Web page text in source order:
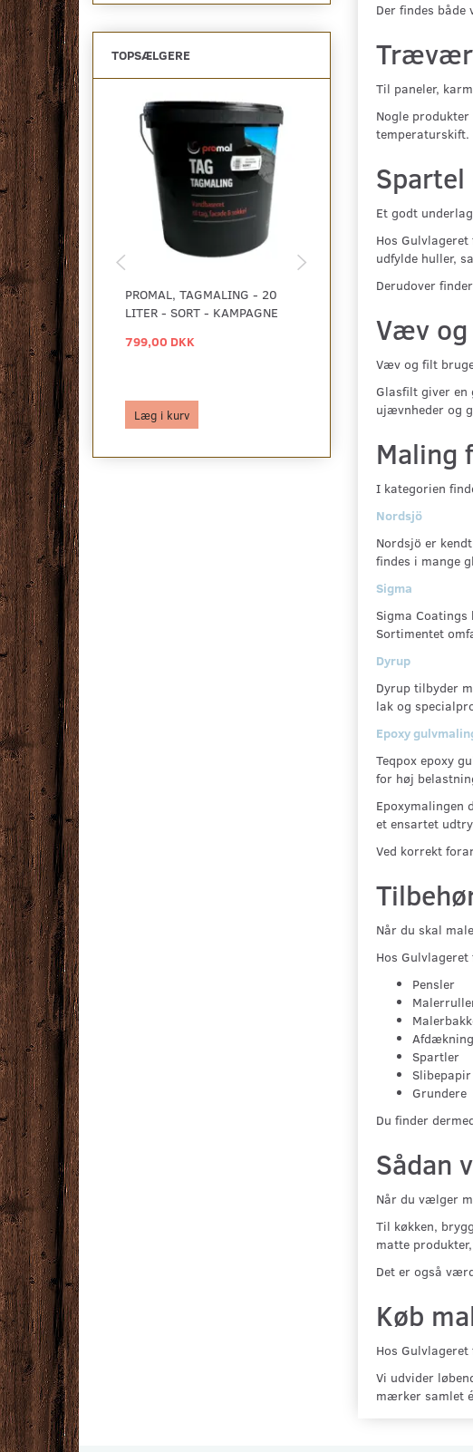
TOPSÆLGERE
PROMAL, TAGMALING - 20
LITER - SORT - KAMPAGNE
799,00 DKK
Læg i kurv
SADOLIN, PERFECT
499,00 DKK
699,00 DKK
Du sparer:200,00 DKK
Læg i kurv
Der findes
Til paneler,
Nogle
temperaturskift.
Et godt
Hos
udfylde huller,
Derudover
Væv
Væv og filt
Glasfilt giver
ujævnheder og
Maling
I kategorien
Nordsjö
Nordsjö er
findes i mange
Sigma
Sigma
Sortimentet
Dyrup
Dyrup tilbyder
lak og
Epoxy
Teqpox epoxy
for høj
Epoxymalingen
et ensartet
Ved korrekt
Når du skal
Hos
Pensler
Spartler
Slibepapir
Grundere
Du finder
Sådan
Når du vælger
Til køkken,
matte
Det er også
Køb
Hos
Vi udvider
mærker samlet